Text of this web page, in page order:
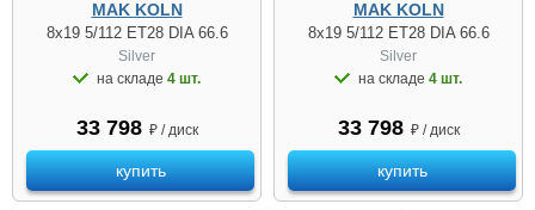
MAK KOLN
8x19 5/112 ET28 DIA 66.6
Silver
на складе 4 шт.
33 798 ₽ / диск
купить
MAK KOLN
8x19 5/112 ET28 DIA 66.6
Silver
на складе 4 шт.
33 798 ₽ / диск
купить